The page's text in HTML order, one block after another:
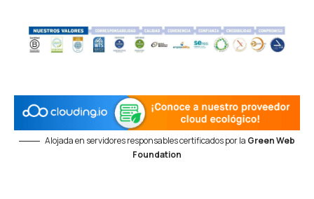
Alojada en servidores responsables certificados por la Green Web
Foundation